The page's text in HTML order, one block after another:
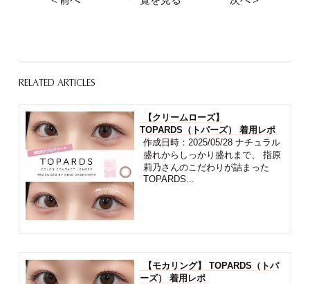
RELATED ARTICLES
【クリームローズ】
TOPARDS（トパーズ） 着用レポ
作成日時：2025/05/28 ナチュラル
盛れからしっかり盛れまで、 指原
莉乃さんのこだわりが詰まった
TOPARDS...
【モカリング】 TOPARDS（トパ
ーズ） 着用レポ